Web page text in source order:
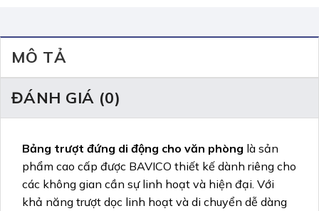
MÔ TẢ
ĐÁNH GIÁ (0)
Bảng trượt đứng di động cho văn phòng là sản
phẩm cao cấp được BAVICO thiết kế dành riêng cho
các không gian cần sự linh hoạt và hiện đại. Với
khả năng trượt dọc linh hoạt và di chuyển dễ dàng